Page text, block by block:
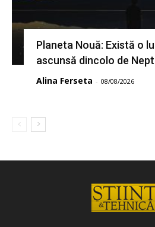
Planeta Nouă: Există o
ascunsă dincolo de
Alina Ferseta - 08/08/2026